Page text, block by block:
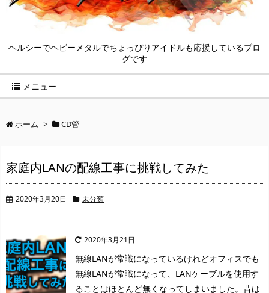
ヘルシーでヘビーメタルでちょっぴりアイドルも応援しているブロ
グです
メニュー
ホーム > CD管
家庭内LANの配線工事に挑戦してみた
2020年3月20日 未分類
2020年3月21日
無線LANが常識になっているけれどオフィスでも
無線LANが常識になって、LANケーブルを使用す
ることはほとんど無くなってしまいました。 昔は